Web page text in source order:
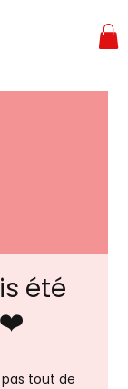
été
tout de